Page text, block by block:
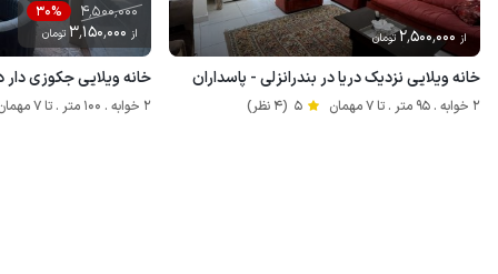
از 2٬500٬000 تومان
خانه ویلایی نزدیک دریا در بندرانزلی - پاسداران
2 خوابه . 95 متر . تا 7 مهمان 5 (4 نظر)
4٬500٬000 30%
از 3٬150٬000 تومان
خانه ویلایی جکوزی دار
2 خوابه . 100 متر . تا 7 مهمان